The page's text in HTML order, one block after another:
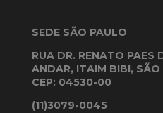
SEDE SÃO PAULO
RUA DR. RENATO PAES
ANDAR, ITAIM BIBI, SÃO
CEP: 04530-00
(11)3079-0045